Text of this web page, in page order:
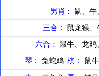
男肖： 鼠、牛
三合： 鼠龙猴、
六合： 鼠牛、龙鸡
琴： 兔蛇鸡 棋： 鼠